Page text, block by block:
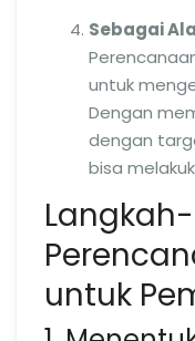
Sebagai
untuk
Dengan
dengan
bisa
untuk